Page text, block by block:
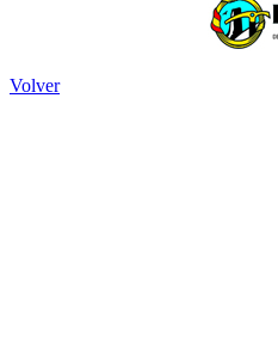
Volver